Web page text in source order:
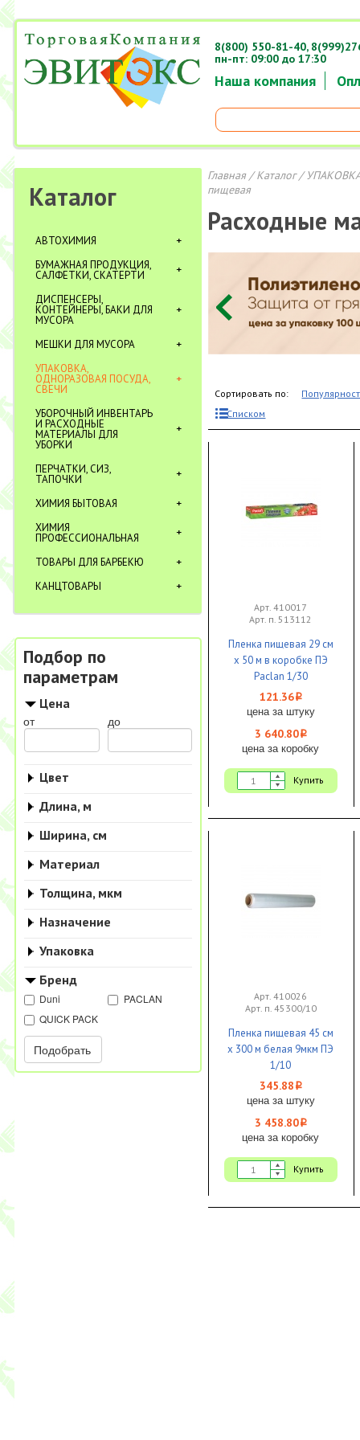
Наша компания
8(800) 550-81-40,
пн-пт: 09:00 до 17:30
Каталог
АВТОХИМИЯ
БУМАЖНАЯ ПРОДУКЦИЯ,
САЛФЕТКИ, СКАТЕРТИ
ДИСПЕНСЕРЫ,
КОНТЕЙНЕРЫ, БАКИ ДЛЯ
МУСОРА
МЕШКИ ДЛЯ МУСОРА
УПАКОВКА,
ОДНОРАЗОВАЯ ПОСУДА,
СВЕЧИ
УБОРОЧНЫЙ ИНВЕНТАРЬ
И РАСХОДНЫЕ
МАТЕРИАЛЫ ДЛЯ
УБОРКИ
ПЕРЧАТКИ, СИЗ,
ТАПОЧКИ
ХИМИЯ БЫТОВАЯ
ХИМИЯ
ПРОФЕССИОНАЛЬНАЯ
ТОВАРЫ ДЛЯ БАРБЕКЮ
КАНЦТОВАРЫ
Подбор по
параметрам
Цена
от до
Цвет
Длина, м
Ширина, см
Материал
Толщина, мкм
Назначение
Упаковка
Бренд
Duni
PACLAN
QUICK PACK
Подобрать
Главная/Каталог/
пищевая
Расходные
Сортировать по:
Списком
Арт. 410017
Арт. п. 513112
Пленка пищевая 29 см
х 50 м в коробке ПЭ
Paclan 1/30
121.36i
цена за штуку
3 640.80i
цена за коробку
Купить
Арт. 410026
Арт. п. 45300/10
Пленка пищевая 45 см
х 300 м белая 9мкм ПЭ
1/10
345.88 i
цена за штуку
3 458.80i
цена за коробку
Купить